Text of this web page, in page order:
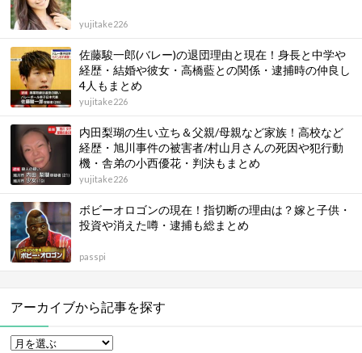
yujitake226
佐藤駿一郎(バレー)の退団理由と現在！身長と中学や
経歴・結婚や彼女・高橋藍との関係・逮捕時の仲良し
4人もまとめ
yujitake226
内田梨瑚の生い立ち＆父親/母親など家族！高校など
経歴・旭川事件の被害者/村山月さんの死因や犯行動
機・舎弟の小西優花・判決もまとめ
yujitake226
ボビーオロゴンの現在！指切断の理由は？嫁と子供・
投資や消えた噂・逮捕も総まとめ
passpi
アーカイブから記事を探す